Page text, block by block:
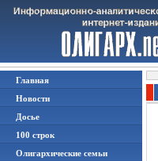
Главная
Новости
Досье
100 строк
Олигархические семьи